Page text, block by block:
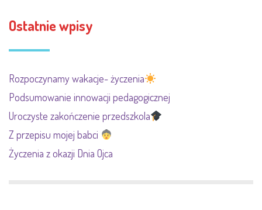
Ostatnie wpisy
Rozpoczynamy wakacje- życzenia
Podsumowanie innowacji pedagogicznej
Uroczyste zakończenie przedszkola
Z przepisu mojej babci
Życzenia z okazji Dnia Ojca